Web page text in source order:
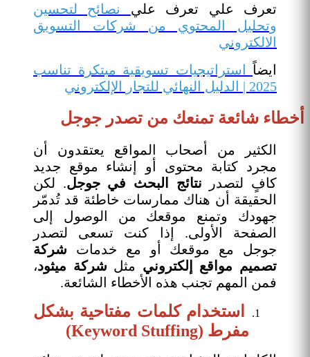
تعرف علي تعرف علي نصائح لتحسين
وتحليل المحتوي من شركات التسويق
الالكتروني
ايضاً استراتيجيات تسويقية مبتكرة تناسب
2025 | الدليل النهائي للتجار الإلكتروني
أخطاء شائعة تمنعك من تصدر جوجل
الكثير من أصحاب المواقع يعتقدون أن
مجرد كتابة محتوى أو إنشاء موقع جديد
كافٍ لتصدر نتائج البحث في جوجل. لكن
الحقيقة أن هناك ممارسات خاطئة قد تُدمّر
جهودك وتمنع موقعك من الوصول إلى
الصفحة الأولى. إذا كنت تسعى لتصدر
جوجل مع موقعك أو مع خدمات شركة
تصميم مواقع إلكتروني مثل شركة ميثود،
فمن المهم تجنب هذه الأخطاء الشائعة.
استخدام كلمات مفتاحية بشكل
مفرط (Keyword Stuffing)